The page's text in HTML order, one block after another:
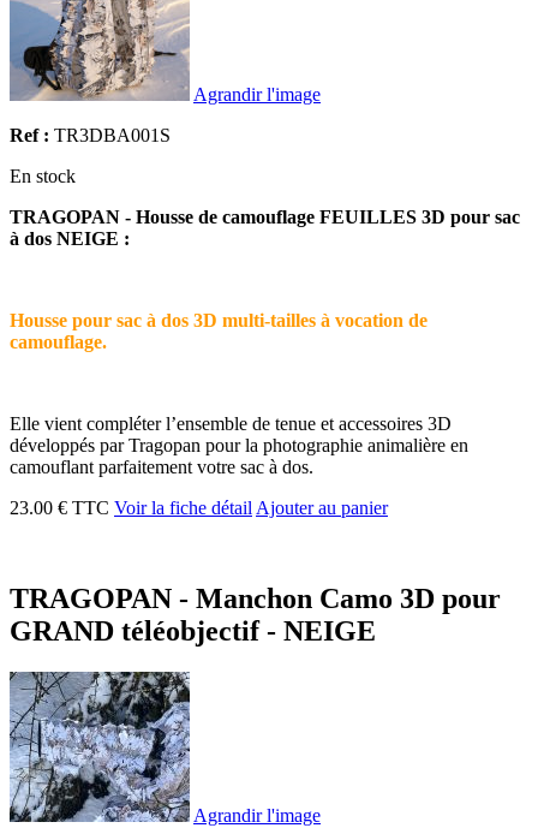
Agrandir l'image
Ref : TR3DBA001S
En stock
TRAGOPAN - Housse de camouflage FEUILLES 3D pour sac
à dos NEIGE :
Housse pour sac à dos 3D multi-tailles à vocation de
camouflage.
Elle vient compléter l’ensemble de tenue et accessoires 3D
développés par Tragopan pour la photographie animalière en
camouflant parfaitement votre sac à dos.
23.00 € TTC Voir la fiche détail Ajouter au panier
TRAGOPAN - Manchon Camo 3D pour
GRAND téléobjectif - NEIGE
Agrandir l'image